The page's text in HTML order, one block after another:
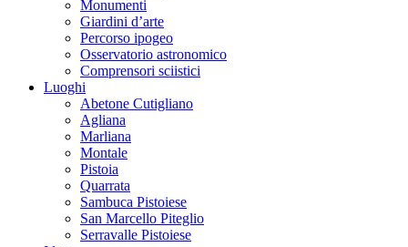
Monumenti
Giardini d’arte
Percorso ipogeo
Osservatorio astronomico
Comprensori sciistici
Luoghi
Abetone Cutigliano
Agliana
Marliana
Montale
Pistoia
Quarrata
Sambuca Pistoiese
San Marcello Piteglio
Serravalle Pistoiese